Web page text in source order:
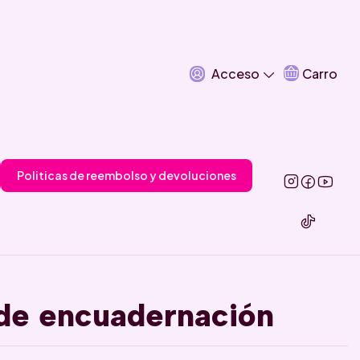
Acceso Carro
Politicas de reembolso y devoluciones
encuadernación